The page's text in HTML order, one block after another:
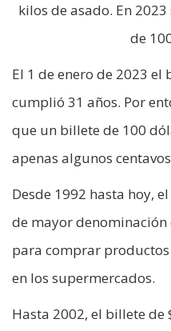
kilos de asado. En
de
El 1 de enero de 2023 el
cumplió 31 años. Por
que un billete de 100
apenas algunos
Desde 1992 hasta hoy,
de mayor denominación
para comprar
en los supermercados.
Hasta 2002, el billete de